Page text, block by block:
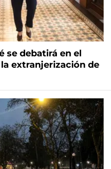
se debatirá en el
extranjerización de